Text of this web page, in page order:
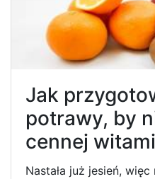
Jak
potrawy, by
cennej
Nastała już jesień,